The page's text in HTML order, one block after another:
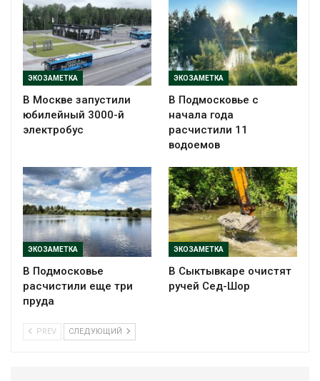
ЭКОЗАМЕТКА
В Москве запустили
юбилейный 3000-й
электробус
ЭКОЗАМЕТКА
В Подмосковье с
начала года
расчистили 11
водоемов
ЭКОЗАМЕТКА
В Подмосковье
расчистили еще три
пруда
ЭКОЗАМЕТКА
В Сыктывкаре очистят
ручей Сед-Шор
PREV СЛЕДУЮЩИЙ